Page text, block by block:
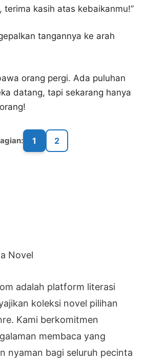
terima kasih atas kebaikanmu!”
tangannya ke arah
orang pergi. Ada puluhan
datang, tapi sekarang hanya
1 2
Novel
adalah platform literasi
koleksi novel pilihan
Kami berkomitmen
membaca yang
nyaman bagi seluruh pecinta